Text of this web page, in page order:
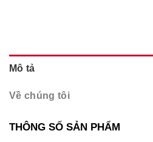
Mô tả
Về chúng tôi
THÔNG SỐ SẢN PHẨM